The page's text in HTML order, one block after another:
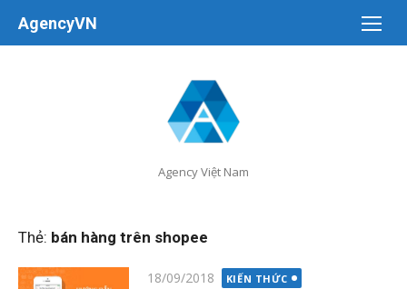
Agency Việt Nam
AgencyVN
Thẻ: bán hàng trên shopee
Đăng
18/09/2018 KIẾN THỨC